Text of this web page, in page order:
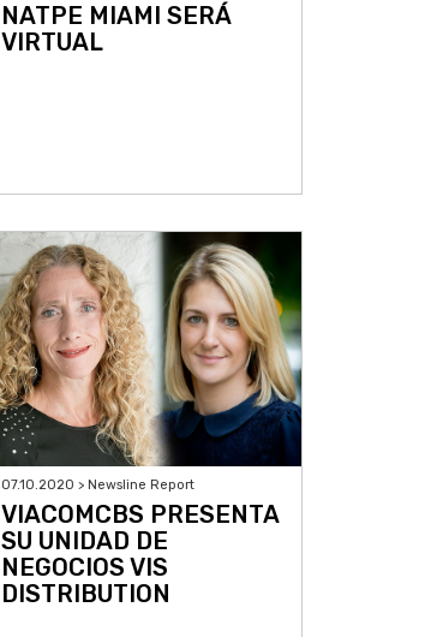
NATPE MIAMI SERÁ
VIRTUAL
07.10.2020 > Newsline Report
VIACOMCBS PRESENTA
SU UNIDAD DE
NEGOCIOS VIS
DISTRIBUTION